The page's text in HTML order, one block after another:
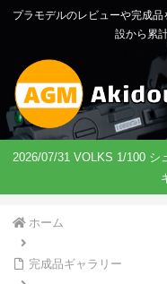
プラモデルのレビューや完成
設から累
2026/07/31 VOLKS 1/100 シ
ホーム
完成品ギャラリー